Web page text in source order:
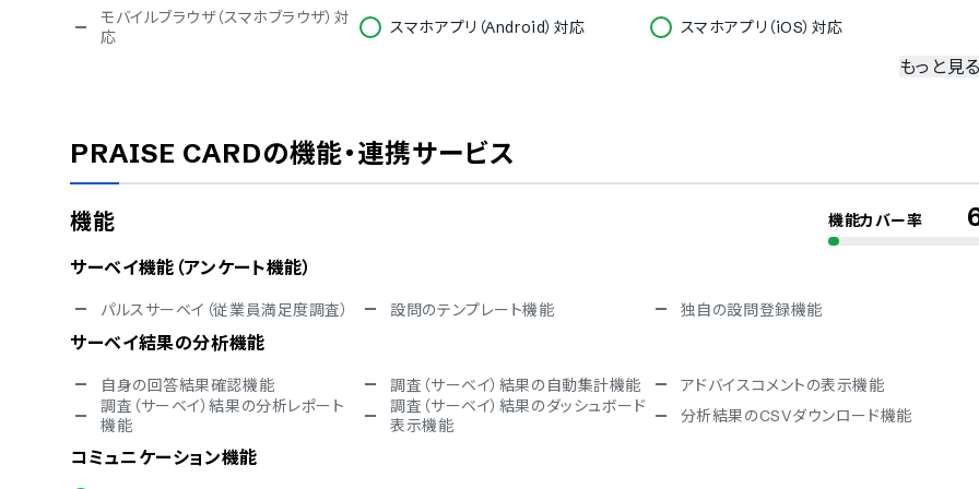
モバイルブラウザ（スマホブラウザ）対
応
スマホアプリ（Android）対応 スマホアプリ（iOS）対応
シングルサインオン
対応言語
英語
オランダ語
ドイツ語
ポルトガル語
ロシア語
スペイン語
インドネシア語
もっと見る
PRAISE CARDの機能・連携サービス
機能 機能カバー率
サーベイ機能（アンケート機能）
パルスサーベイ（従業員満足度調査） 設問のテンプレート機能 独自の設問登録機能
サーベイ結果の分析機能
自身の回答結果確認機能 調査（サーベイ）結果の自動集計機能
アドバイスコメントの表示機能
調査（サーベイ）結果の分析レポート
機能
調査（サーベイ）結果のダッシュボード
表示機能
分析結果のCSVダウンロード機能
コミュニケーション機能